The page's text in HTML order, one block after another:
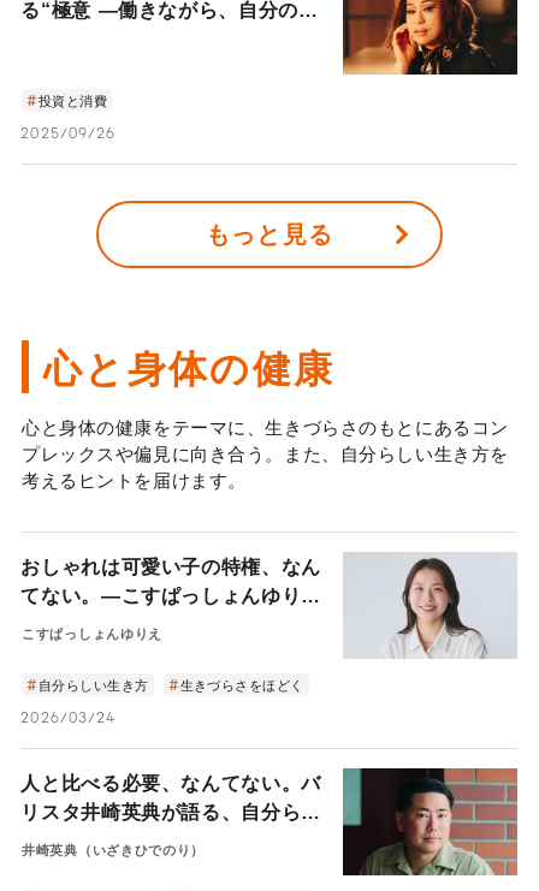
る“極意 ―働きながら、自分のお
投資と消費
2025/09/26
もっと見る
心と身体の健康
心と身体の健康をテーマに、生きづらさのもとにあるコン
プレックスや偏見に向き合う。また、自分らしい生き方を
考えるヒントを届けます。
おしゃれは可愛い子の特権、なん
てない。―こすぱっしょんゆりえ
に聞く“なりたい”より“ありた
こすぱっしょんゆりえ
自分らしい生き方 生きづらさをほどく
2026/03/24
人と比べる必要、なんてない。バ
リスタ井崎英典が語る、自分らし
く生きるためのヒント
井崎英典（いざきひでのり）